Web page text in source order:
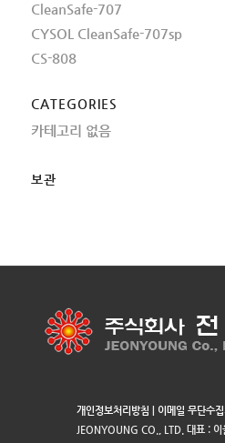
CleanSafe-707
CYSOL CleanSafe-707sp
CS-808
CATEGORIES
카테고리 없음
보관
개인정보처리방침
이메일 무단수
JEONYOUNG CO., LTD. 대표 : 이